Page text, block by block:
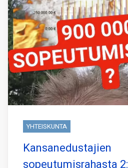
YHTEISKUNTA
Kansanedustajien
sopeutumisrahasta 2: